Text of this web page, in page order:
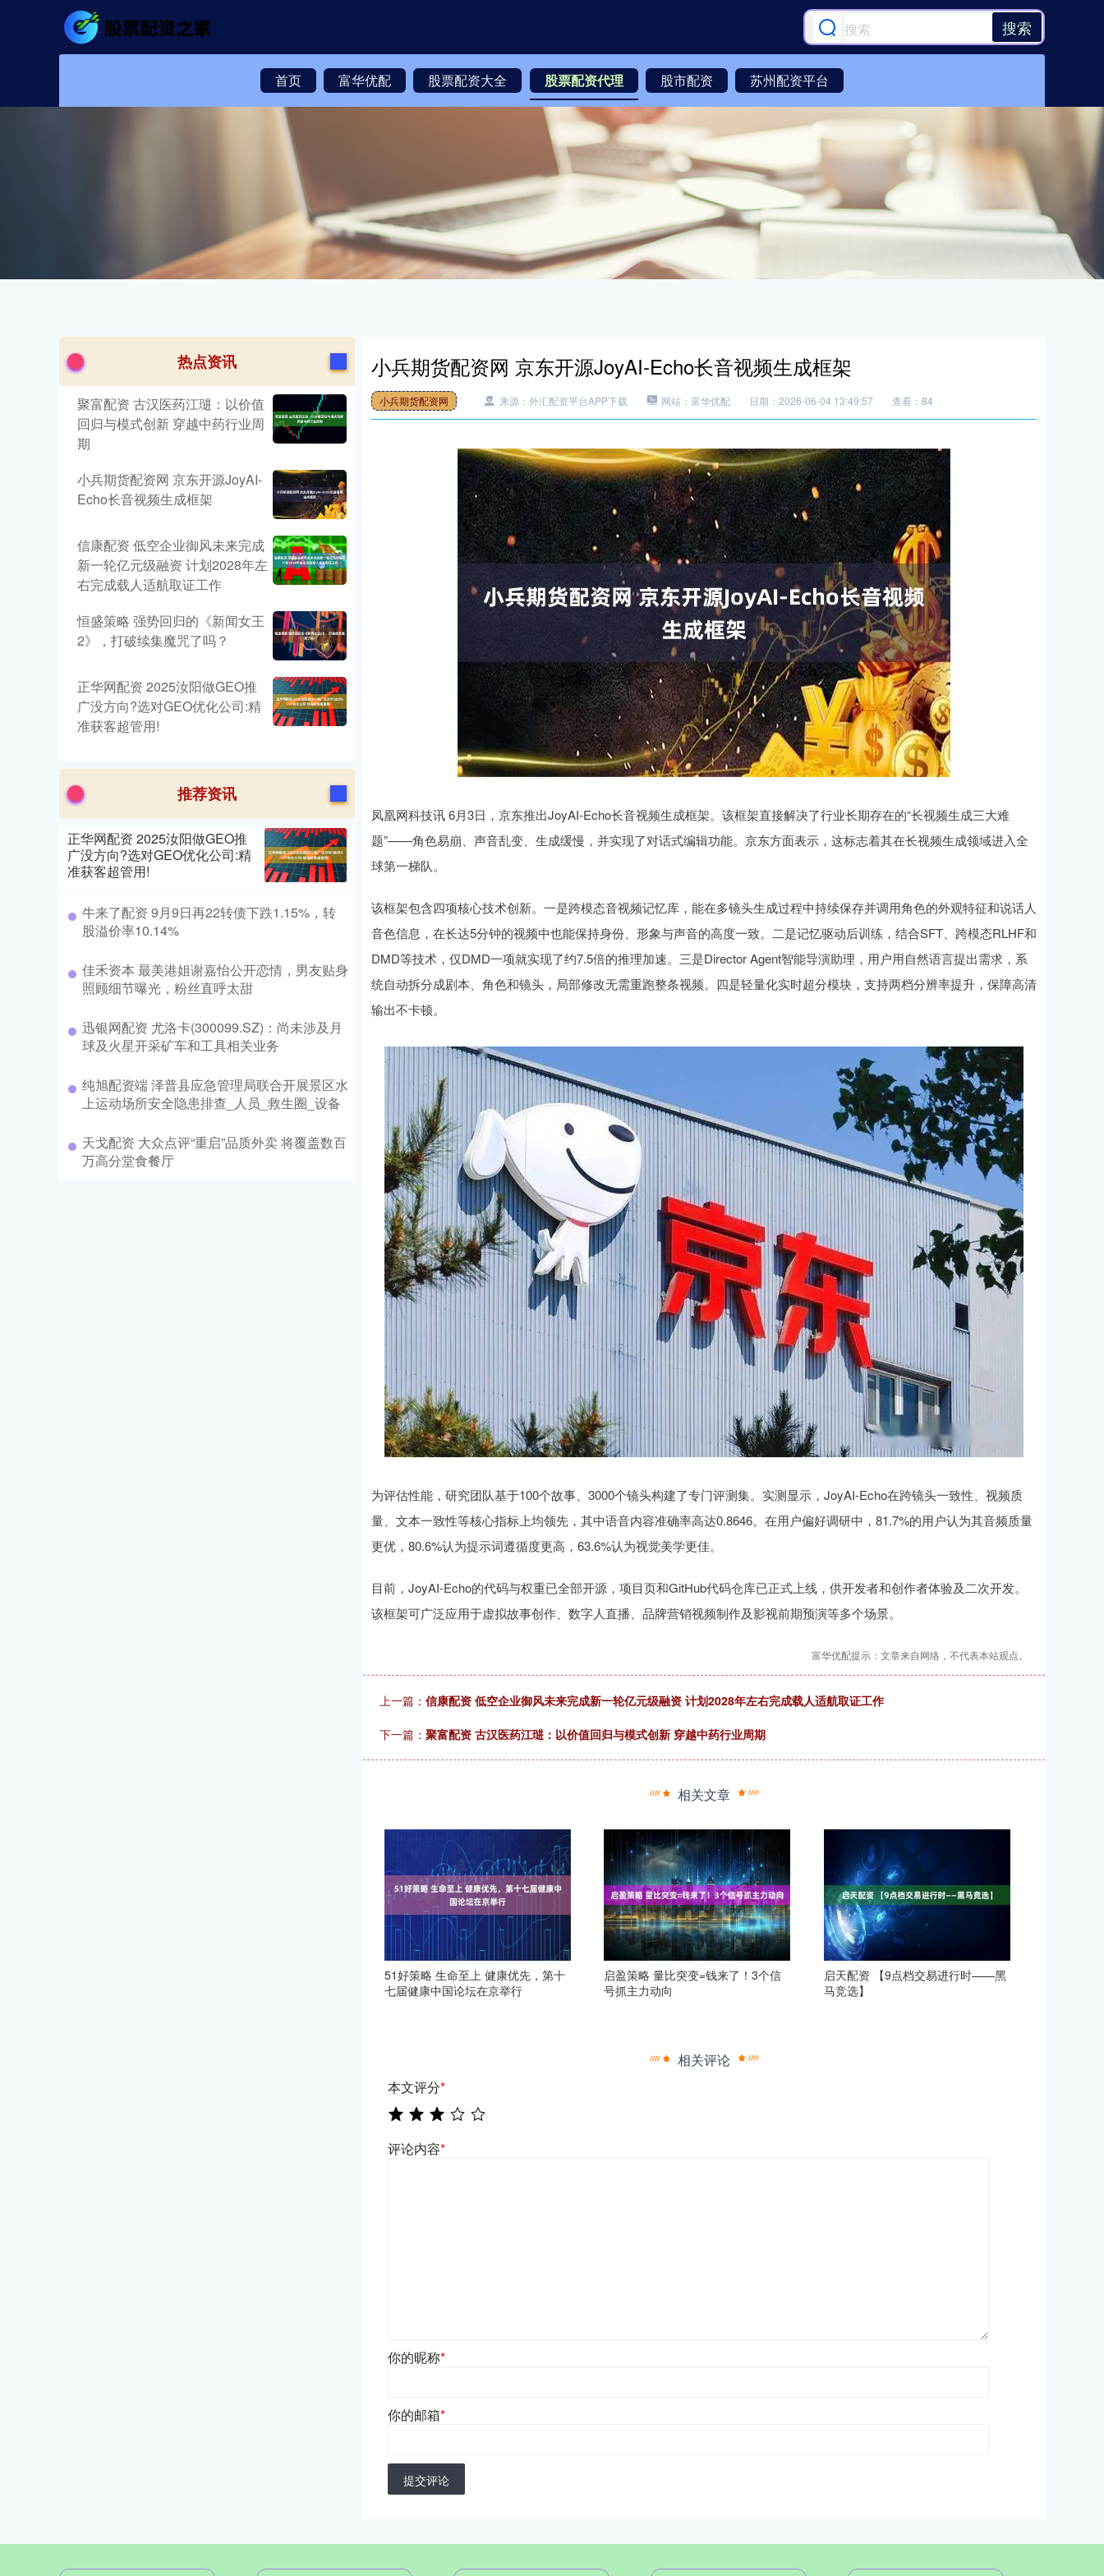
搜索
首页 富华优配 股票配资大全 股票配资代理 股市配资 苏州配资平台
小兵期货配资网 京东开源JoyAI-Echo长音视频生成框架
小兵期货配资网 来源：外汇配资平台APP下载 网站：富华优配 日期：2026-06-04 13:49:57 查看：84
凤凰网科技讯 6月3日，京东推出JoyAI-Echo长音视频生成框架。该框架直接解决了行业长期存在的“长视频生成三大难
题”——角色易崩、声音乱变、生成缓慢，并实现了对话式编辑功能。京东方面表示，这标志着其在长视频生成领域进入全
球第一梯队。
该框架包含四项核心技术创新。一是跨模态音视频记忆库，能在多镜头生成过程中持续保存并调用角色的外观特征和说话人
音色信息，在长达5分钟的视频中也能保持身份、形象与声音的高度一致。二是记忆驱动后训练，结合SFT、跨模态RLHF和
DMD等技术，仅DMD一项就实现了约7.5倍的推理加速。三是Director Agent智能导演助理，用户用自然语言提出需求，系
统自动拆分成剧本、角色和镜头，局部修改无需重跑整条视频。四是轻量化实时超分模块，支持两档分辨率提升，保障高清
输出不卡顿。
为评估性能，研究团队基于100个故事、3000个镜头构建了专门评测集。实测显示，JoyAI-Echo在跨镜头一致性、视频质
量、文本一致性等核心指标上均领先，其中语音内容准确率高达0.8646。在用户偏好调研中，81.7%的用户认为其音频质量
更优，80.6%认为提示词遵循度更高，63.6%认为视觉美学更佳。
目前，JoyAI-Echo的代码与权重已全部开源，项目页和GitHub代码仓库已正式上线，供开发者和创作者体验及二次开发。
该框架可广泛应用于虚拟故事创作、数字人直播、品牌营销视频制作及影视前期预演等多个场景。
富华优配提示：文章来自网络，不代表本站观点。
上一篇： 信康配资 低空企业御风未来完成新一轮亿元级融资 计划2028年左右完成载人适航取证工作
下一篇： 聚富配资 古汉医药江琎：以价值回归与模式创新 穿越中药行业周期
相关文章
51好策略 生命至上 健康优先，第十
七届健康中国论坛在京举行
启盈策略 量比突变=钱来了！3个信
号抓主力动向
启天配资 【9点档交易进行时——黑
马竞选】
相关评论
本文评分*
评论内容*
你的昵称*
你的邮箱*
提交评论
热点资讯
聚富配资 古汉医药江琎：以价值
回归与模式创新 穿越中药行业周
期
小兵期货配资网 京东开源JoyAI-
Echo长音视频生成框架
信康配资 低空企业御风未来完成
新一轮亿元级融资 计划2028年左
右完成载人适航取证工作
恒盛策略 强势回归的《新闻女王
2》，打破续集魔咒了吗？
正华网配资 2025汝阳做GEO推
广没方向?选对GEO优化公司:精
准获客超管用!
推荐资讯
正华网配资 2025汝阳做GEO推
广没方向?选对GEO优化公司:精
准获客超管用!
牛来了配资 9月9日再22转债下跌1.15%，转
股溢价率10.14%
佳禾资本 最美港姐谢嘉怡公开恋情，男友贴身
照顾细节曝光，粉丝直呼太甜
迅银网配资 尤洛卡(300099.SZ)：尚未涉及月
球及火星开采矿车和工具相关业务
纯旭配资端 泽普县应急管理局联合开展景区水
上运动场所安全隐患排查_人员_救生圈_设备
天戈配资 大众点评“重启”品质外卖 将覆盖数百
万高分堂食餐厅